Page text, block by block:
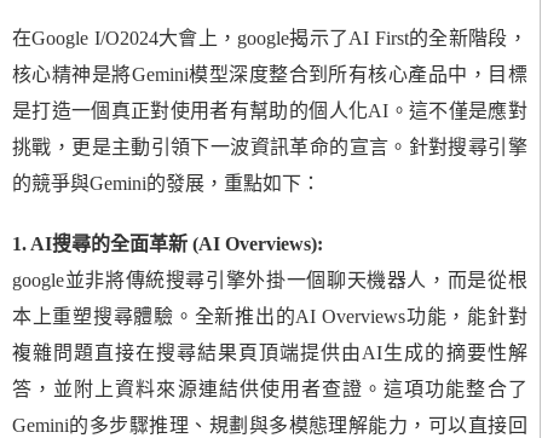
在Google I/O2024大會上，google揭示了AI First的全新階段，
核心精神是將Gemini模型深度整合到所有核心產品中，目標
是打造一個真正對使用者有幫助的個人化AI。這不僅是應對
挑戰，更是主動引領下一波資訊革命的宣言。針對搜尋引擎
的競爭與Gemini的發展，重點如下：
1. AI搜尋的全面革新 (AI Overviews):
google並非將傳統搜尋引擎外掛一個聊天機器人，而是從根
本上重塑搜尋體驗。全新推出的AI Overviews功能，能針對
複雜問題直接在搜尋結果頁頂端提供由AI生成的摘要性解
答，並附上資料來源連結供使用者查證。這項功能整合了
Gemini的多步驟推理、規劃與多模態理解能力，可以直接回